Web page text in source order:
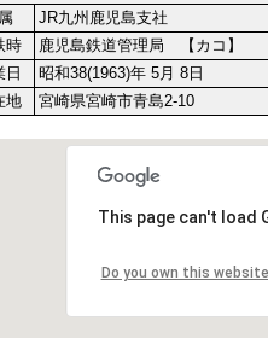
JR九州鹿児島支社
時
鹿児島鉄道管理局 【カコ】
日
昭和38(1963)年 5月 8日
地
宮崎県宮崎市青島2-10